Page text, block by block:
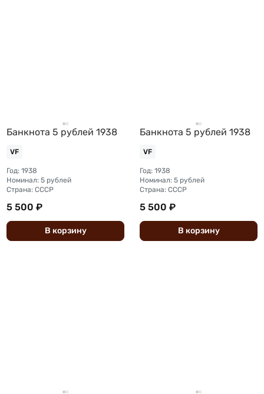
Банкнота 5 рублей 1938
VF
Год: 1938
Номинал: 5 рублей
Страна: СССР
5 500 ₽
В корзину
Банкнота 5 рублей 1938
VF
Год: 1938
Номинал: 5 рублей
Страна: СССР
5 500 ₽
В корзину